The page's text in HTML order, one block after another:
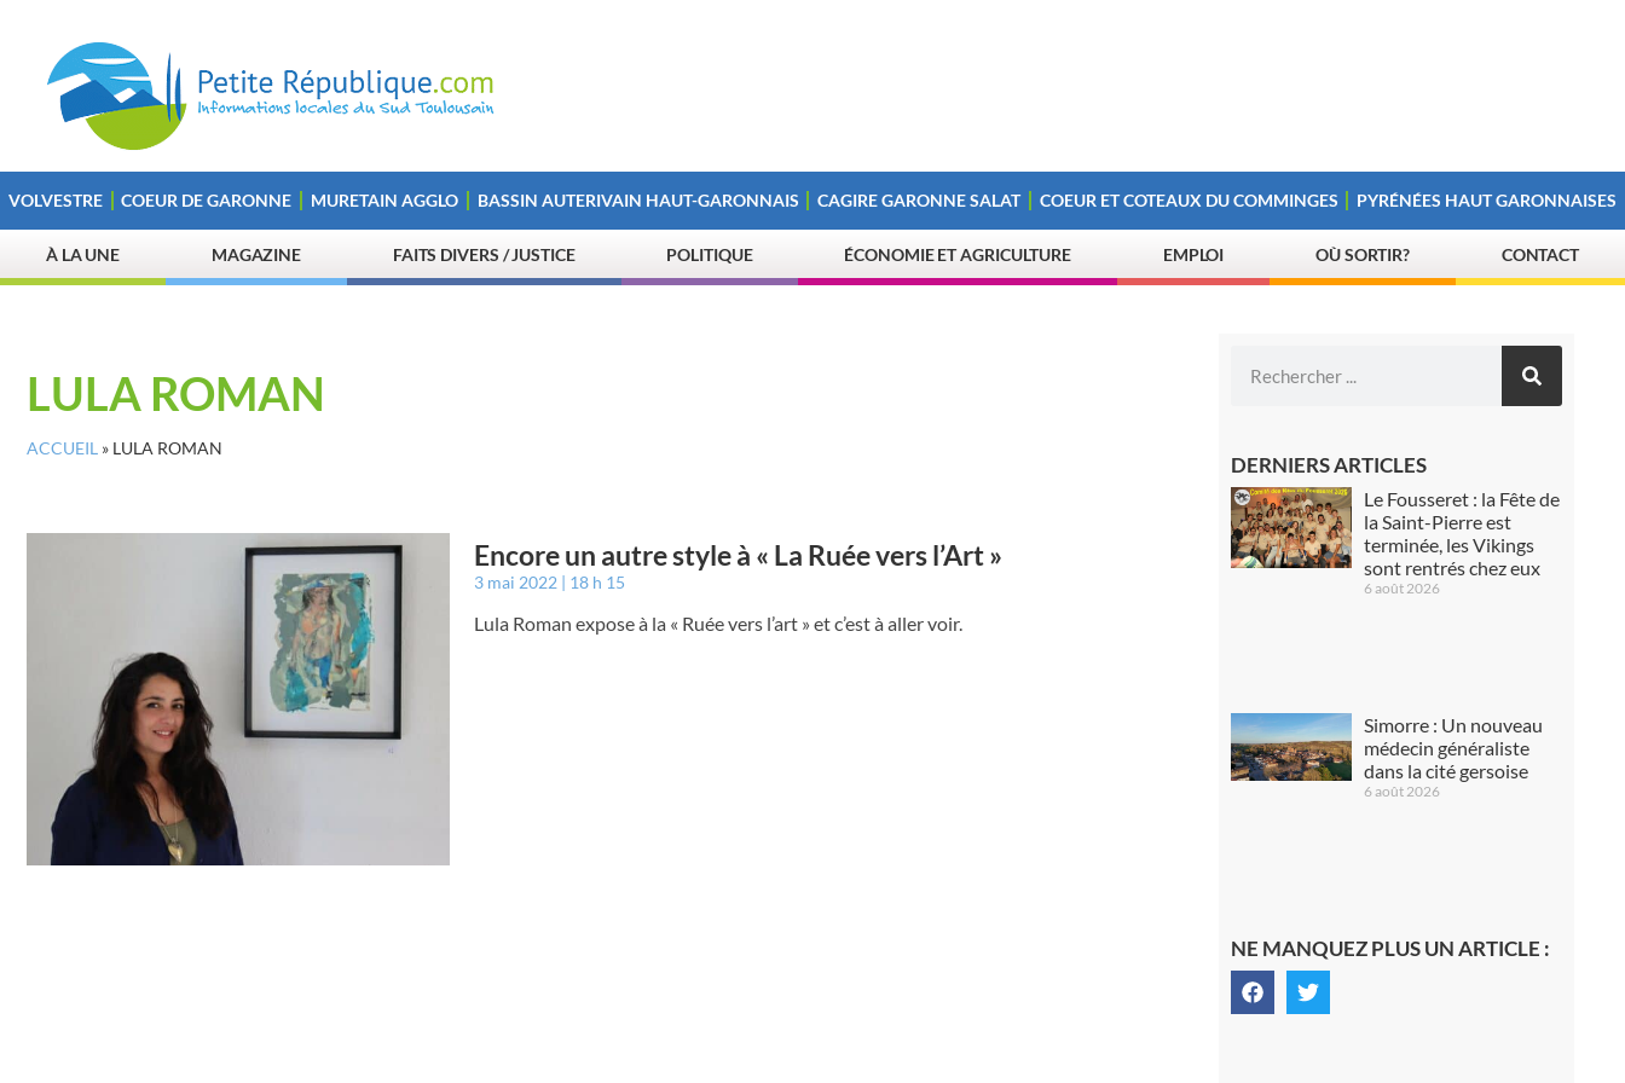
VOLVESTRE COEUR DE GARONNE MURETAIN AGGLO BASSIN AUTERIVAIN HAUT-GARONNAIS CAGIRE GARONNE SALAT COEUR ET COTEAUX DU COMMINGES PYRÉNÉES HAUT GARONNAISES
À LA UNE MAGAZINE FAITS DIVERS / JUSTICE POLITIQUE ÉCONOMIE ET AGRICULTURE EMPLOI OÙ SORTIR? CONTACT
LULA ROMAN
ACCUEIL » LULA ROMAN
Encore un autre style à « La Ruée vers l’Art »
3 mai 2022 18 h 15
Lula Roman expose à la « Ruée vers l’art » et c’est à aller voir.
DERNIERS ARTICLES
Le Fousseret : la Fête de
la Saint-Pierre est
terminée, les Vikings
sont rentrés chez eux
6 août 2026
Simorre : Un nouveau
médecin généraliste
dans la cité gersoise
6 août 2026
NE MANQUEZ PLUS UN ARTICLE :